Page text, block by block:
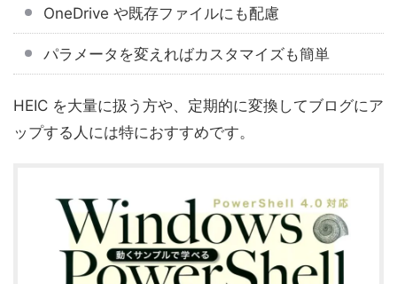
OneDrive や既存ファイルにも配慮
パラメータを変えればカスタマイズも簡単
HEIC を大量に扱う方や、定期的に変換してブログにア
ップする人には特におすすめです。